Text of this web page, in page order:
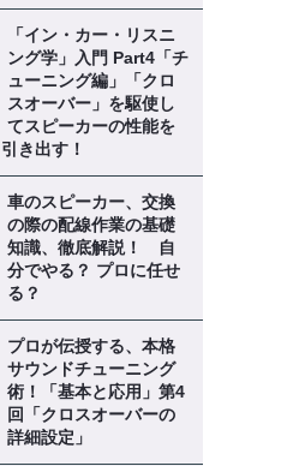
「イン・カー・リスニ
ング学」入門 Part4「チ
ューニング編」「クロ
スオーバー」を駆使し
てスピーカーの性能を
引き出す！
車のスピーカー、交換
の際の配線作業の基礎
知識、徹底解説！ 自
分でやる？ プロに任せ
る？
プロが伝授する、本格
サウンドチューニング
術！「基本と応用」第4
回「クロスオーバーの
詳細設定」